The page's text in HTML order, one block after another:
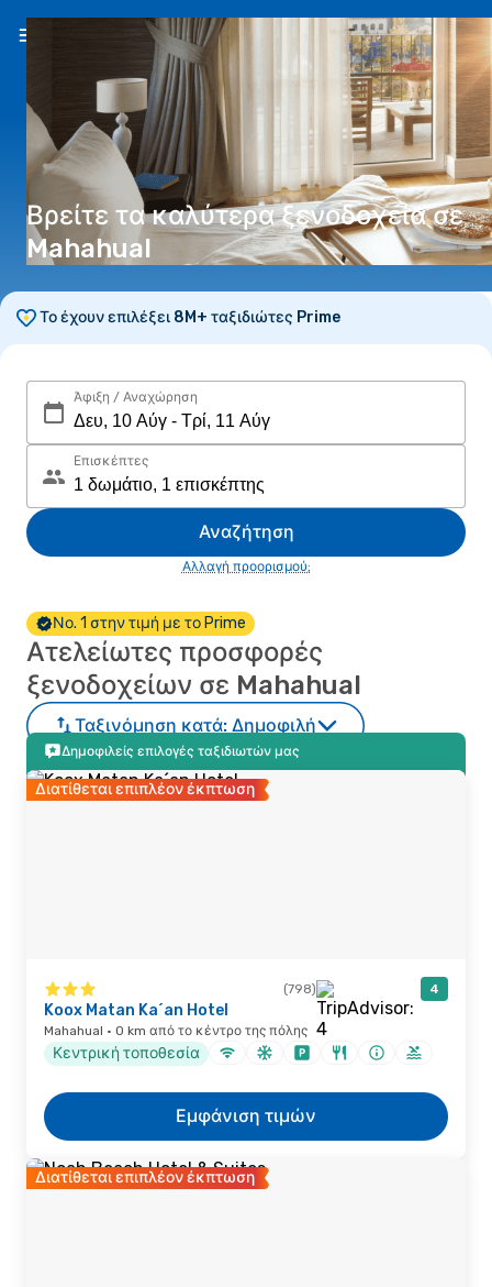
EL(€)
Βρείτε τα καλύτερα ξενοδοχεία σε
Mahahual
Το έχουν επιλέξει 8M+ ταξιδιώτες Prime
Άφιξη / Αναχώρηση
Επισκέπτες
Αναζήτηση
Αλλαγή προορισμού;
Νο. 1 στην τιμή με το Prime
Ατελείωτες προσφορές
ξενοδοχείων σε Mahahual
Ταξινόμηση κατά: Δημοφιλή
Δημοφιλείς επιλογές ταξιδιωτών μας
Διατίθεται επιπλέον έκπτωση
(798) 4
Koox Matan Ka´an Hotel
Mahahual · 0 km από το κέντρο της πόλης
Κεντρική τοποθεσία
Εμφάνιση τιμών
Διατίθεται επιπλέον έκπτωση